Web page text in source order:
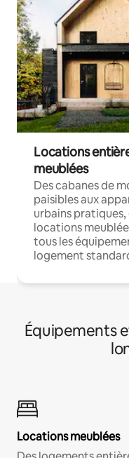
Locations
meublées
Des cabanes de
paisibles aux
urbains pratiques,
locations
tous les
logement
Équipements
Locations meublées